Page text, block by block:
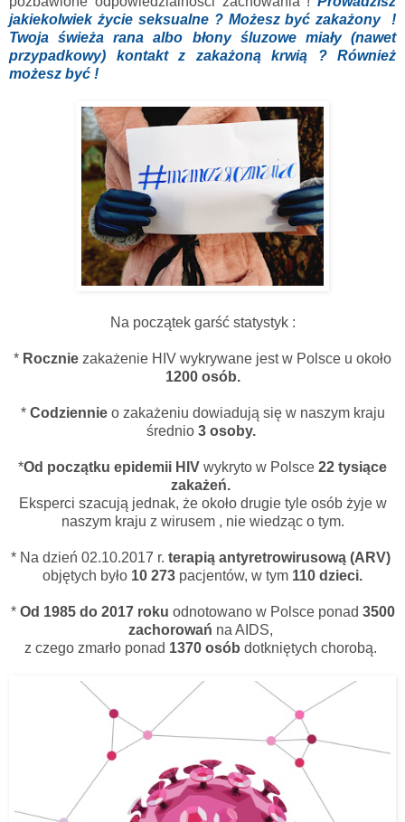
jakiekolwiek życie seksualne ? Możesz być zakażony!
Twoja świeża rana albo błony śluzowe miały (nawet
przypadkowy) kontakt z zakażoną krwią ? Również
możesz być !
Na początek garść statystyk :
* Rocznie zakażenie HIV wykrywane jest w Polsce u około
1200 osób.
* Codziennieo zakażeniu dowiadują się w naszym kraju
średnio 3 osoby.
*Od początku epidemii HIV wykryto w Polsce 22 tysiące
zakażeń.
Eksperci szacują jednak, że około drugie tyle osób żyje w
naszym kraju z wirusem , nie wiedząc o tym.
* Na dzień 02.10.2017 r. terapią antyretrowirusową (ARV)
objętych było 10 273 pacjentów, w tym 110 dzieci.
* Od 1985 do 2017 roku odnotowano w Polsce ponad 3500
zachorowań na AIDS,
z czego zmarło ponad 1370 osób dotkniętych chorobą.